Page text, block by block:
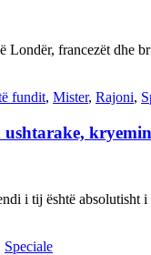
Londër, francezët dhe
fundit, Mister, Rajoni,
i tij është absolutisht
Speciale